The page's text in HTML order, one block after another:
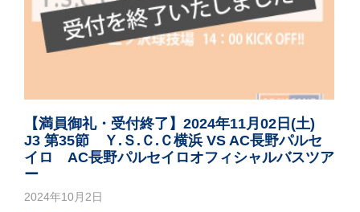
【満員御礼・受付終了】2024年11月02日(土)
J3 第35節 Ｙ.Ｓ.Ｃ.Ｃ横浜 VS AC長野パルセ
イロ AC長野パルセイロオフィシャルバスツア
ー
2024年10月2日